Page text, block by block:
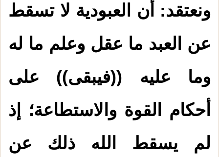
ونعتقد: أن العبودية لا تسقط
عن العبد ما عقل وعلم ما له
وما عليه ((فيبقى)) على
أحكام القوة والاستطاعة؛ إذ
لم يسقط الله ذلك عن